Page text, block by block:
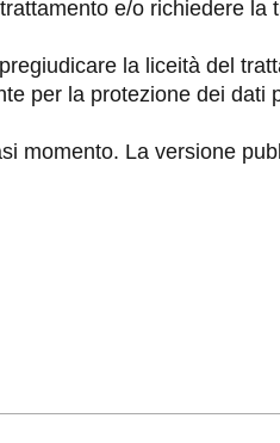
e/o richiedere la
la liceità del
per la protezione dei dati
momento. La versione